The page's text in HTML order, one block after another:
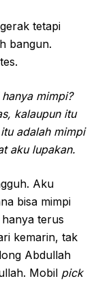
tetapi
bangun.
mimpi?
kalaupun itu
adalah mimpi
aku lupakan.
Aku
bisa mimpi
terus
kemarin, tak
Abdullah
Mobil pick